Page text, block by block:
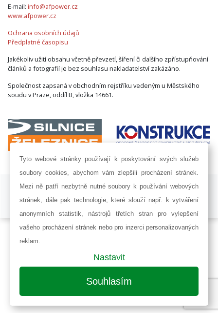
E-mail: info@afpower.cz
www.afpower.cz
Ochrana osobních údajů
Předplatné časopisu
Jakékoliv užití obsahu včetně převzetí, šíření či dalšího zpřístupňování
článků a fotografií je bez souhlasu nakladatelství zakázáno.
Společnost zapsaná v obchodním rejstříku vedeným u Městského
soudu v Praze, oddíl B, vložka 14661.
ISSN 1802-8535 © 2009 - 2026 AF POWER agency a.s. |
Nastavení
Railsformers s.r.o.
Tyto webové stránky používají k poskytování svých služeb
soubory cookies, abychom vám zlepšili procházení stránek.
Mezi ně patří nezbytně nutné soubory k používání webových
stránek, dále pak technologie, které slouží např. k vytváření
anonymních statistik, nástrojů třetích stran pro vylepšení
vašeho procházení stránek nebo pro inzerci personalizovaných
reklam.
Nastavit
Souhlasím